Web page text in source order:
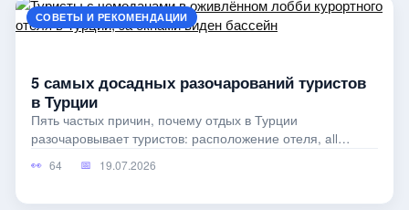
СОВЕТЫ И РЕКОМЕНДАЦИИ
5 самых досадных разочарований туристов
в Турции
64 19.07.2026
Пять частых причин, почему отдых в Турции
разочаровывает туристов: расположение отеля, all